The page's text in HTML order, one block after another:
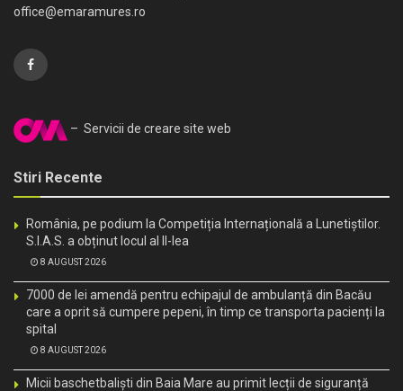
office@emaramures.ro
– Servicii de creare site web
Stiri Recente
România, pe podium la Competiția Internațională a Lunetiștilor.
S.I.A.S. a obținut locul al II-lea
8 AUGUST 2026
7000 de lei amendă pentru echipajul de ambulanță din Bacău
care a oprit să cumpere pepeni, în timp ce transporta pacienți la
spital
8 AUGUST 2026
Micii baschetbaliști din Baia Mare au primit lecții de siguranță